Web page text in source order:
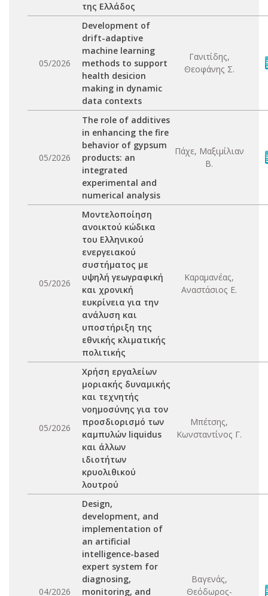
της Ελλάδος
05/2026
Development of
drift-adaptive
machine learning
methods to support
health desicion
making in dynamic
data contexts
Γανιτίδης,
Θεοφάνης Σ.
05/2026
The role of additives
in enhancing the fire
behavior of gypsum
products: an
integrated
experimental and
numerical analysis
Πάχε, Μαξιμίλιαν
Β.
05/2026
Μοντελοποίηση
ανοικτού κώδικα
του Ελληνικού
ενεργειακού
συστήματος με
υψηλή γεωγραφική
και χρονική
ευκρίνεια για την
ανάλυση και
υποστήριξη της
εθνικής κλιματικής
πολιτικής
Καραμανέας,
Αναστάσιος Ε.
05/2026
Χρήση εργαλείων
μοριακής δυναμικής
και τεχνητής
νοημοσύνης για τον
προσδιορισμό των
καμπυλών liquidus
και άλλων
ιδιοτήτων
κρυολιθικού
λουτρού
Μπέτσης,
Κωνσταντίνος Γ.
04/2026
Design,
development, and
implementation of
an artificial
intelligence-based
expert system for
diagnosing,
monitoring, and
Βαγενάς,
Θεόδωρος-